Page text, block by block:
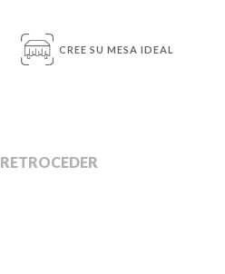
CREE SU MESA IDEAL
RETROCEDER